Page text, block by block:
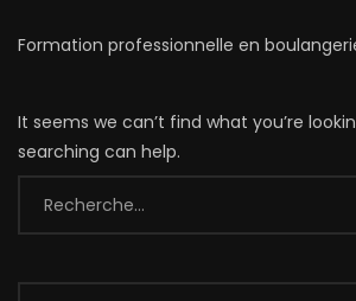
Formation professionnelle en
It seems we can’t find what you’re
searching can help.